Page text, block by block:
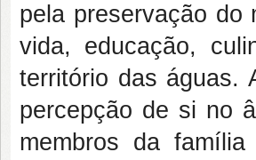
pela preservação do
vida, educação,
território das águas.
percepção de si no
membros da